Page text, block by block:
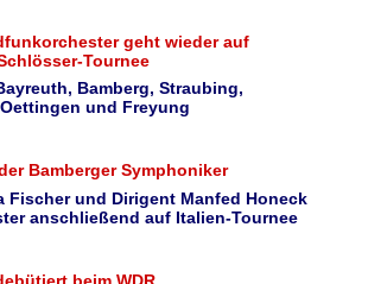
geht wieder auf
Tournee
Bamberg, Straubing,
und Freyung
Bamberger Symphoniker
Fischer und Dirigent Manfed Honeck
anschließend auf Italien-Tournee